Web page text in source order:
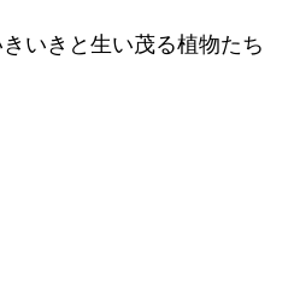
いきと生い茂る植物たち